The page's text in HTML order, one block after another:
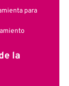
para
la